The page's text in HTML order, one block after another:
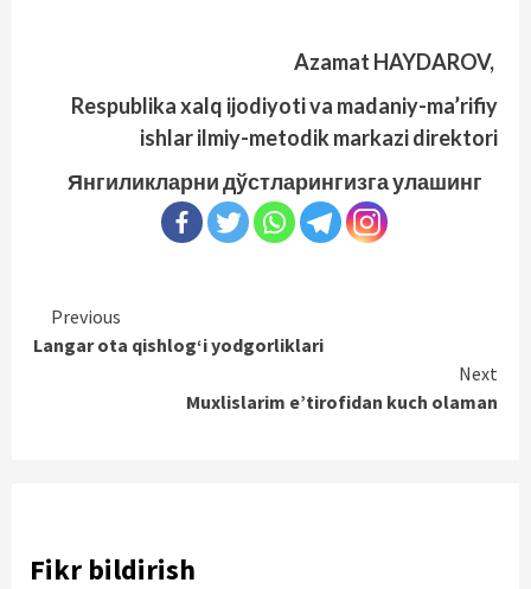
Azamat HAYDAROV,
Respublika xalq ijodiyoti va madaniy-ma’rifiy
ishlar ilmiy-metodik markazi direktori
Янгиликларни дўстларингизга улашинг
Continue
Reading
Previous
Langar ota qishlog‘i yodgorliklari
Next
Muxlislarim e’tirofidan kuch olaman
Fikr bildirish